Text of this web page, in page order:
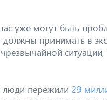
уже могут быть
принимать в
пережили 29